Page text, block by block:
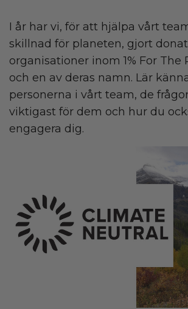
I år har vi, för att hjälpa vårt
skillnad för planeten, gjort
organisationer inom 1% For The
och en av deras namn. Lär
personerna i vårt team, de
viktigast för dem och hur du
engagera dig.